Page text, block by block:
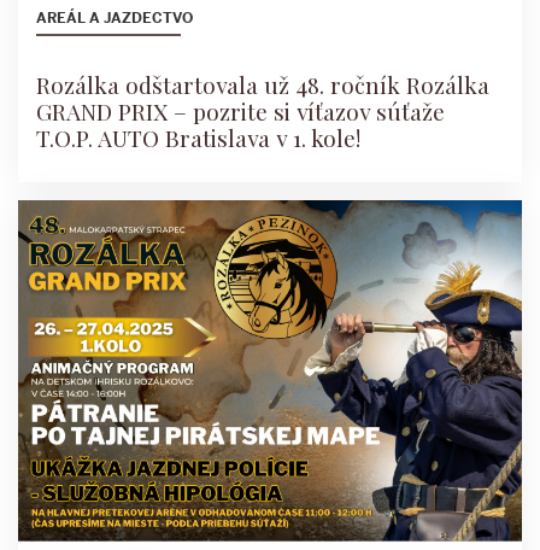
AREÁL A JAZDECTVO
Rozálka odštartovala už 48. ročník Rozálka
GRAND PRIX – pozrite si víťazov súťaže
T.O.P. AUTO Bratislava v 1. kole!